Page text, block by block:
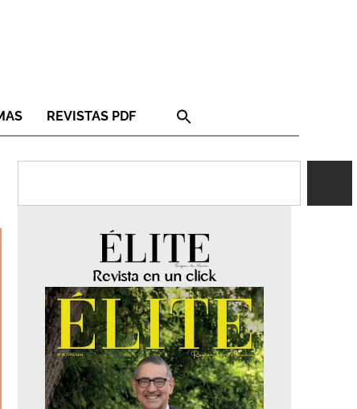
REVISTAS PDF
Revista en un click